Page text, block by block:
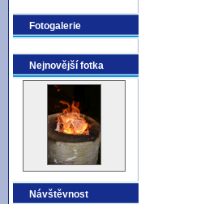
Fotogalerie
Nejnovější fotka
Návštěvnost